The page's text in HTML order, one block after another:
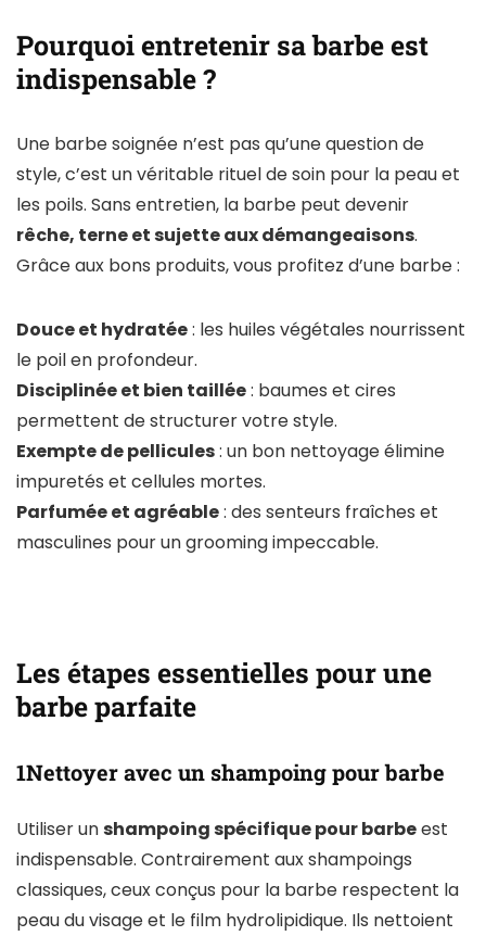
Pourquoi entretenir sa barbe est
indispensable ?
Une barbe soignée n’est pas qu’une question de
style, c’est un véritable rituel de soin pour la peau et
les poils. Sans entretien, la barbe peut devenir
rêche, terne et sujette aux démangeaisons.
Grâce aux bons produits, vous profitez d’une barbe :
Douce et hydratée: les huiles végétales nourrissent
le poil en profondeur.
Disciplinée et bien taillée: baumes et cires
permettent de structurer votre style.
Exempte de pellicules: un bon nettoyage élimine
impuretés et cellules mortes.
Parfumée et agréable: des senteurs fraîches et
masculines pour un grooming impeccable.
Les étapes essentielles pour une
barbe parfaite
1Nettoyer avec un shampoing pour barbe
Utiliser unshampoing spécifique pour barbeest
indispensable. Contrairement aux shampoings
classiques, ceux conçus pour la barbe respectent la
peau du visage et le film hydrolipidique. Ils nettoient